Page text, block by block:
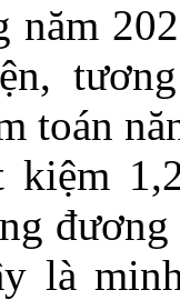
năm
toán
kiệm
là